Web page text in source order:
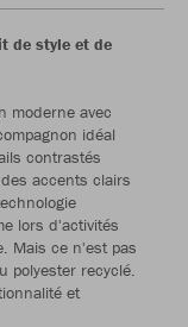
de style et de
moderne avec
idéal
contrastés
accents clairs
lors d'activités
Mais ce n'est pas
polyester recyclé.
et